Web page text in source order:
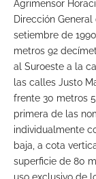
Agrimensor
Dirección General
setiembre de
metros 92
al Suroeste a la
las calles Justo
frente 30 metros
primera de las
individualmente
baja, a cota
superficie de 80
uso exclusivo de